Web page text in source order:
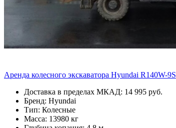
Аренда колесного экскаватора Hyundai R140W-9S
Доставка в пределах МКАД: 14 995 руб.
Бренд: Hyundai
Тип: Колесные
Масса: 13980 кг